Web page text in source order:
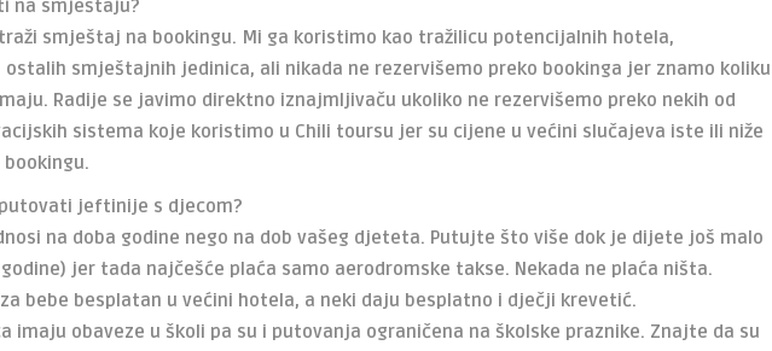
na smještaju?
smještaj na bookingu. Mi ga koristimo kao tražilicu potencijalnih hotela,
smještajnih jedinica, ali nikada ne rezervišemo preko bookinga jer znamo koliku
Radije se javimo direktno iznajmljivaču ukoliko ne rezervišemo preko nekih od
sistema koje koristimo u Chili toursu jer su cijene u većini slučajeva iste ili niže
jeftinije s djecom?
na doba godine nego na dob vašeg djeteta. Putujte što više dok je dijete još malo
jer tada najčešće plaća samo aerodromske takse. Nekada ne plaća ništa.
bebe besplatan u većini hotela, a neki daju besplatno i dječji krevetić.
imaju obaveze u školi pa su i putovanja ograničena na školske praznike. Znajte da su